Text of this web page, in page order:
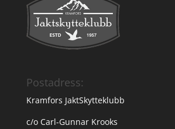
Postadress:
Kramfors JaktSkytteklubb
c/o Carl-Gunnar Krooks